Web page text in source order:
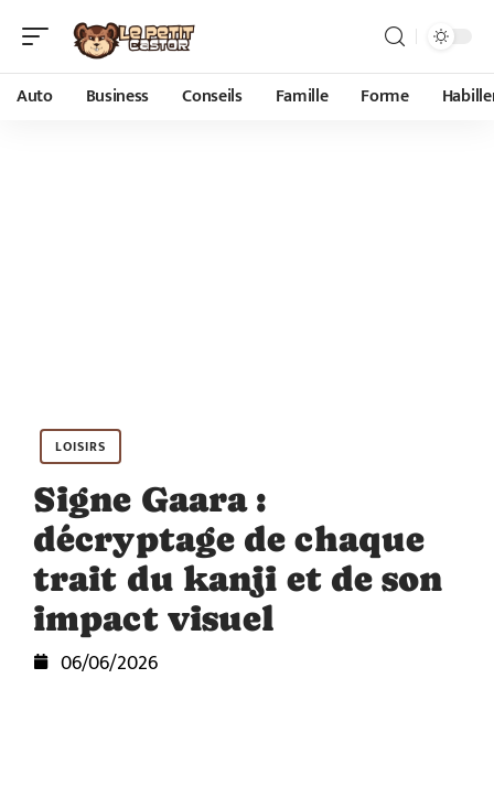
Auto Business Conseils Famille Forme
LOISIRS
Signe Gaara :
décryptage de chaque
trait du kanji et de son
impact visuel
06/06/2026